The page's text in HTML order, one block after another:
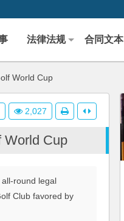
法律法规 合同文本
World Cup
World Cup
round legal
Club favored by
2,027